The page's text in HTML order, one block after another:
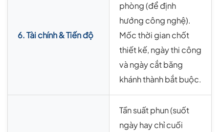
6. Tài chính & Tiến độ
phòng (để định
hướng công nghệ).
Mốc thời gian chốt
thiết kế, ngày thi công
và ngày cắt băng
khánh thành bắt buộc.
Tần suất phun (suốt
ngày hay chỉ cuối